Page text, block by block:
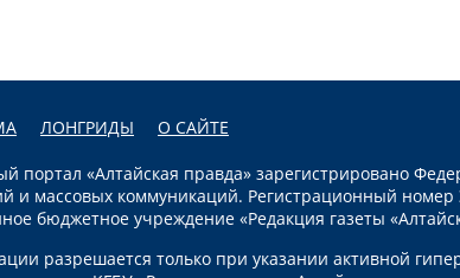
ЛОНГРИДЫ О САЙТЕ
портал «Алтайская правда» зарегистрировано
и массовых коммуникаций. Регистрационный
бюджетное учреждение «Редакция газеты
разрешается только при указании активной